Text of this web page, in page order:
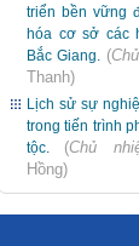
triển bền vững
hóa cơ sở các
Bắc Giang. (
Thanh)
Lịch sử sự
trong tiến trình
tộc.
(Chủ
Hồng)